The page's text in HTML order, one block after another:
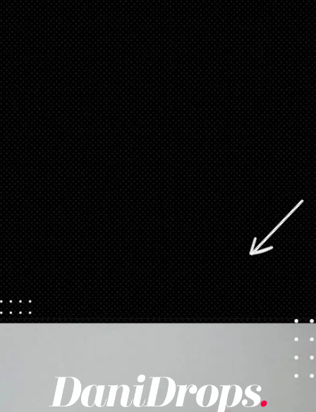
https://danidrops.com.br/category/tendencia-de-unhas/